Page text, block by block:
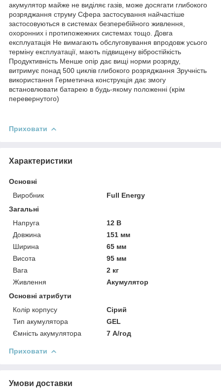
акумулятор майже не виділяє газів, може досягати глибокого
розряджання струму Сфера застосування найчастіше
застосовуються в системах безперебійного живлення,
охоронних і протипожежних системах тощо. Довга
експлуатація Не вимагають обслуговування впродовж усього
терміну експлуатації, мають підвищену вібростійкість
Продуктивність Менше опір дає вищі норми розряду,
витримує понад 500 циклів глибокого розряджання Зручність
використання Герметична конструкція дає змогу
встановлювати батарею в будь-якому положенні (крім
перевернутого)
Приховати
Характеристики
Основні
Виробник
Full Energy
Загальні
Напруга
12 В
Довжина
151 мм
Ширина
65 мм
Висота
95 мм
Вага
2 кг
Живлення
Акумулятор
Основні атрибути
Колір корпусу
Сірий
Тип акумулятора
GEL
Ємність акумулятора
7 А/год
Приховати
Умови доставки